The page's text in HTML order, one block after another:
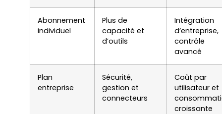
Abonnement
individuel
Plus de
capacité et
d’outils
Intégration
d’entreprise,
contrôle
avancé
Plan
entreprise
Sécurité,
gestion et
connecteurs
Coût par
utilisateur et
croissante